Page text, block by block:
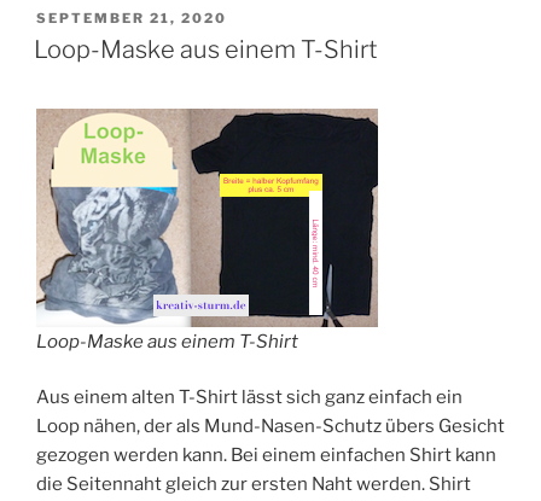
VERÖFFENTLICHT
AM
SEPTEMBER 21, 2020
Loop-Maske aus einem T-Shirt
Loop-Maske aus einem T-Shirt
Aus einem alten T-Shirt lässt sich ganz einfach ein
Loop nähen, der als Mund-Nasen-Schutz übers Gesicht
gezogen werden kann. Bei einem einfachen Shirt kann
die Seitennaht gleich zur ersten Naht werden. Shirt